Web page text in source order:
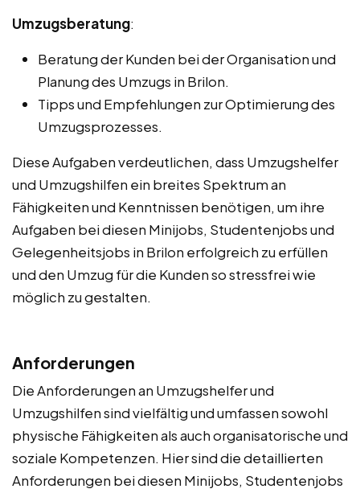
Umzugsberatung:
Beratung der Kunden bei der Organisation und
Planung des Umzugs in Brilon.
Tipps und Empfehlungen zur Optimierung des
Umzugsprozesses.
Diese Aufgaben verdeutlichen, dass Umzugshelfer
und Umzugshilfen ein breites Spektrum an
Fähigkeiten und Kenntnissen benötigen, um ihre
Aufgaben bei diesen Minijobs, Studentenjobs und
Gelegenheitsjobs in Brilon erfolgreich zu erfüllen
und den Umzug für die Kunden so stressfrei wie
möglich zu gestalten.
Anforderungen
Die Anforderungen an Umzugshelfer und
Umzugshilfen sind vielfältig und umfassen sowohl
physische Fähigkeiten als auch organisatorische und
soziale Kompetenzen. Hier sind die detaillierten
Anforderungen bei diesen Minijobs, Studentenjobs